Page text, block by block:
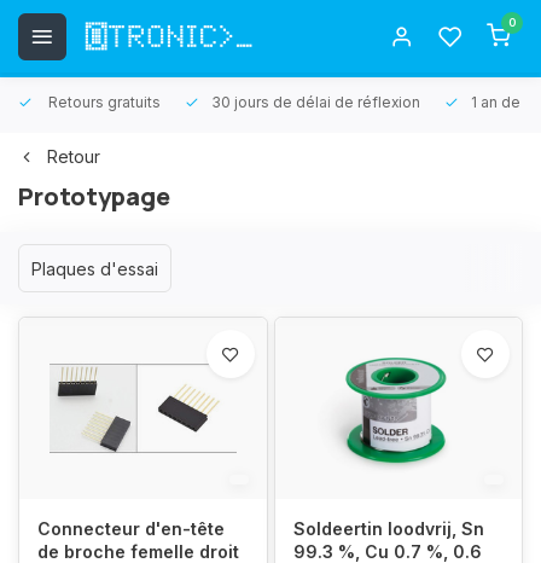
0
Retours gratuits 30 jours de délai de réflexion 1 an de
Retour
Prototypage
Plaques d'essai
Connecteur d'en-tête
de broche femelle droit
Soldeertin loodvrij, Sn
99.3 %, Cu 0.7 %, 0.6